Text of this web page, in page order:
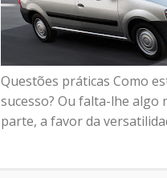
Questões práticas Como
sucesso? Ou falta-lhe algo
parte, a favor da